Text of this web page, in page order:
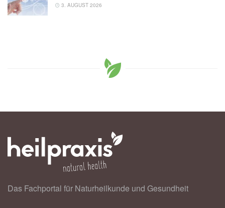
3. AUGUST 2026
Das Fachportal für Naturheilkunde und Gesundheit